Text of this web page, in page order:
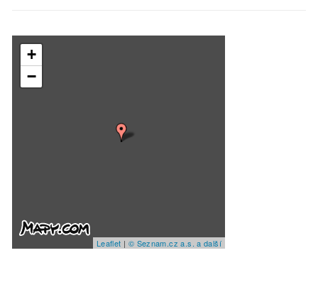
+
−
Leaflet | © Seznam.cz a.s. a další